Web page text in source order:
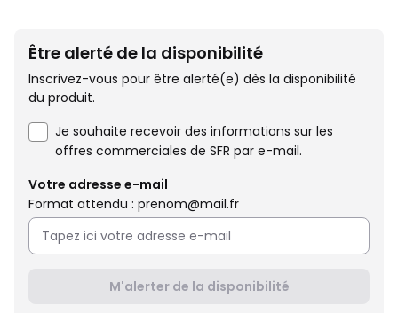
Être alerté de la disponibilité
Inscrivez-vous pour être alerté(e) dès la disponibilité
du produit.
Je souhaite recevoir des informations sur les
offres commerciales de SFR par e-mail.
Votre adresse e-mail
Format attendu : prenom@mail.fr
M'alerter de la disponibilité